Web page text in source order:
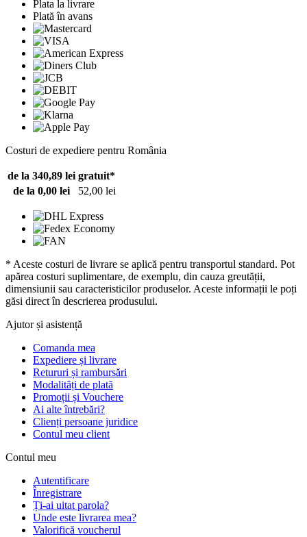
Plata la livrare
Plată în avans
Costuri de expediere pentru România
de la 340,89 lei gratuit*
de la 0,00 lei
52,00 lei
* Aceste costuri de livrare se aplică pentru transportul standard. Pot
apărea costuri suplimentare, de exemplu, din cauza greutății,
dimensiunii sau caracteristicilor produselor. Aceste informații le poți
găsi direct în descrierea produsului.
Ajutor și asistență
Comanda mea
Expediere și livrare
Retururi și rambursări
Modalități de plată
Promoții și Vouchere
Ai alte întrebări?
Clienți persoane juridice
Contul meu client
Contul meu
Autentificare
Înregistrare
Ți-ai uitat parola?
Unde este livrarea mea?
Valorifică voucherul